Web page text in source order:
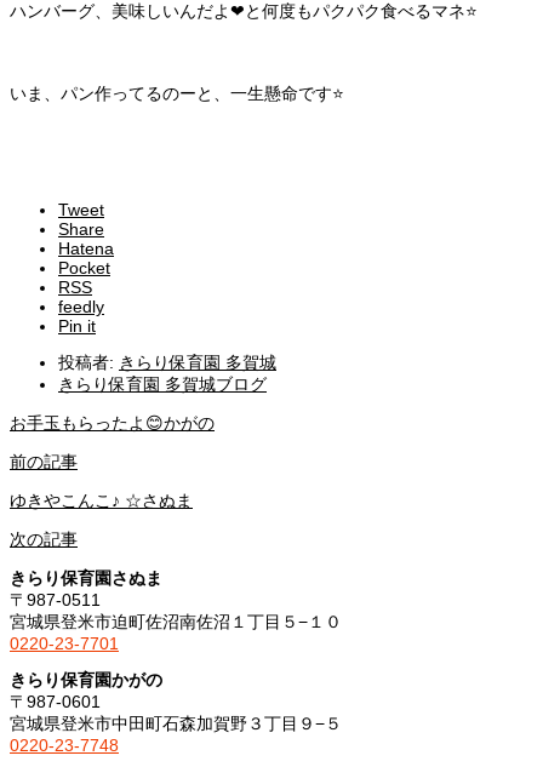
ハンバーグ、美味しいんだよ❤と何度もパクパク食べるマネ⭐
いま、パン作ってるのーと、一生懸命です⭐
Tweet
Share
Hatena
Pocket
RSS
feedly
Pin it
投稿者: きらり保育園 多賀城
きらり保育園 多賀城ブログ
お手玉もらったよ😊かがの
前の記事
ゆきやこんこ♪ ☆さぬま
次の記事
きらり保育園さぬま
〒987-0511
宮城県登米市迫町佐沼南佐沼１丁目５−１０
0220-23-7701
きらり保育園かがの
〒987-0601
宮城県登米市中田町石森加賀野３丁目９−５
0220-23-7748